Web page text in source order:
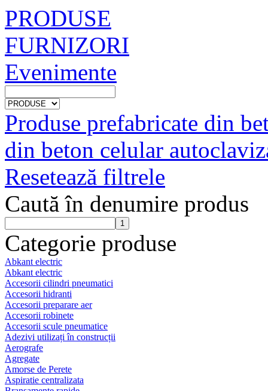
PRODUSE
FURNIZORI
Evenimente
Produse prefabricate din
din beton celular
Resetează filtrele
Caută în denumire produs
Categorie produse
Abkant electric
Abkant electric
Accesorii cilindri pneumatici
Accesorii hidranti
Accesorii preparare aer
Accesorii robinete
Accesorii scule pneumatice
Adezivi utilizați în construcții
Aerografe
Agregate
Amorse de Perete
Aspiratie centralizata